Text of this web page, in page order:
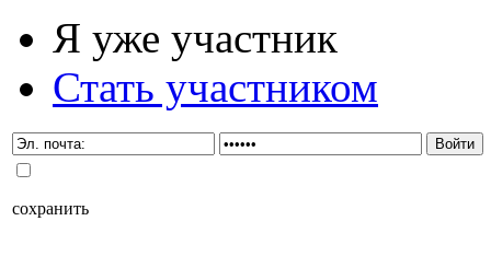
Я уже участник
Стать участником
сохранить